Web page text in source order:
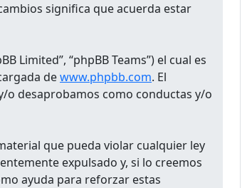
significa que acuerda estar
Limited”, “phpBB Teams”) el cual es
dewww.phpbb.com. El
o desaprobamos como conductas y/o
que pueda violar cualquier ley
expulsado y, si lo creemos
ayuda para reforzar estas